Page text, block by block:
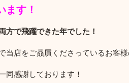
ます！
方で飛躍できた年でした！
当店をご贔屓くださっているお客
感謝しております！